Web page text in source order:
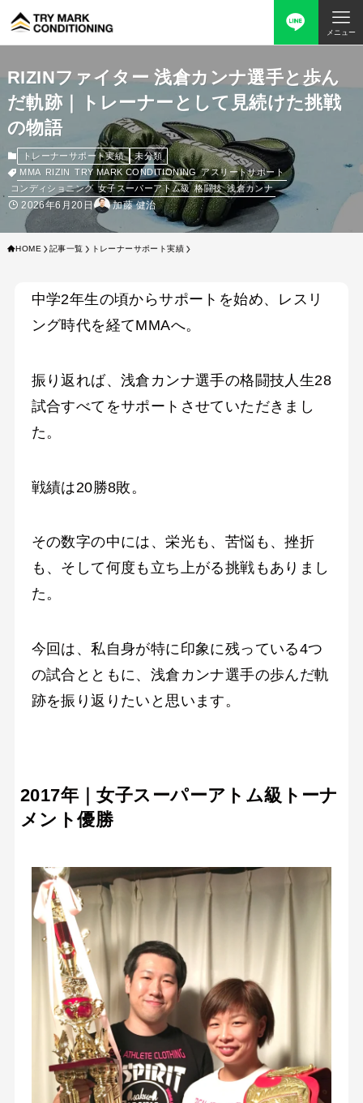
メニュー
RIZINファイター 浅倉カンナ選手と歩ん
だ軌跡｜トレーナーとして見続けた挑戦
の物語
トレーナーサポート実績
未分類
MMA RIZIN TRY MARK CONDITIONING
アスリートサポート
コンディショニング 女子スーパーアトム級 格闘技 浅倉カンナ
2026年6月20日 加藤 健治
HOME 記事一覧 トレーナーサポート実績
中学2年生の頃からサポートを始め、レスリ
ング時代を経てMMAへ。
振り返れば、浅倉カンナ選手の格闘技人生28
試合すべてをサポートさせていただきまし
た。
戦績は20勝8敗。
その数字の中には、栄光も、苦悩も、挫折
も、そして何度も立ち上がる挑戦もありまし
た。
今回は、私自身が特に印象に残っている4つ
の試合とともに、浅倉カンナ選手の歩んだ軌
跡を振り返りたいと思います。
2017年｜女子スーパーアトム級トーナ
メント優勝